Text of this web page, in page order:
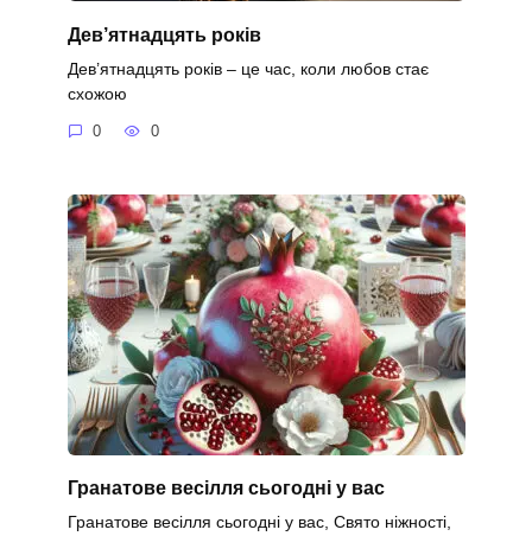
Дев’ятнадцять років
Дев’ятнадцять років – це час, коли любов стає
схожою
0 0
Гранатове весілля сьогодні у вас
Гранатове весілля сьогодні у вас, Свято ніжності,